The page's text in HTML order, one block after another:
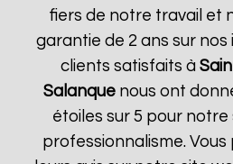
fiers de notre travail et
garantie de 2 ans sur
clients satisfaits à
Salanque nous ont
étoiles sur 5 pour
professionnalisme.